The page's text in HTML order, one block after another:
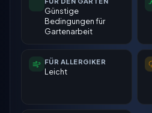
Günstige
Bedingungen für
Gartenarbeit
FÜR ALLERGIKER
Leicht